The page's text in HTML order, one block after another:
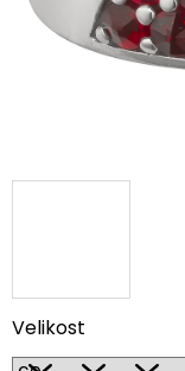
Velikost